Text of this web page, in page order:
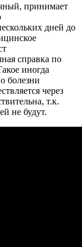
принимает
дней до
справка по
иногда
болезни
через
т.к.
не будут.